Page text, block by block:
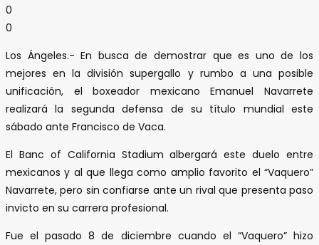
0
0
Los Ángeles.- En busca de demostrar que es uno de los
mejores en la división supergallo y rumbo a una posible
unificación, el boxeador mexicano Emanuel Navarrete
realizará la segunda defensa de su título mundial este
sábado ante Francisco de Vaca.
El Banc of California Stadium albergará este duelo entre
mexicanos y al que llega como amplio favorito el “Vaquero”
Navarrete, pero sin confiarse ante un rival que presenta paso
invicto en su carrera profesional.
Fue el pasado 8 de diciembre cuando el “Vaquero” hizo